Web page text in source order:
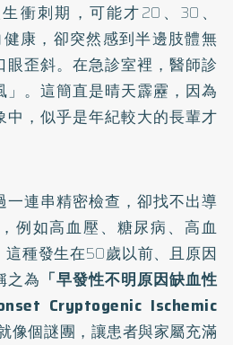
衝刺期，可能才20、30、
康，卻突然感到半邊肢體無
眼歪斜。在急診室裡，醫師診
」。這簡直是晴天霹靂，因為
中，似乎是年紀較大的長輩才
一連串精密檢查，卻找不出導
例如高血壓、糖尿病、高血
種發生在50歲以前、且原因
之為 「早發性不明原因缺血性
Cryptogenic Ischemic
像個謎團，讓患者與家屬充滿